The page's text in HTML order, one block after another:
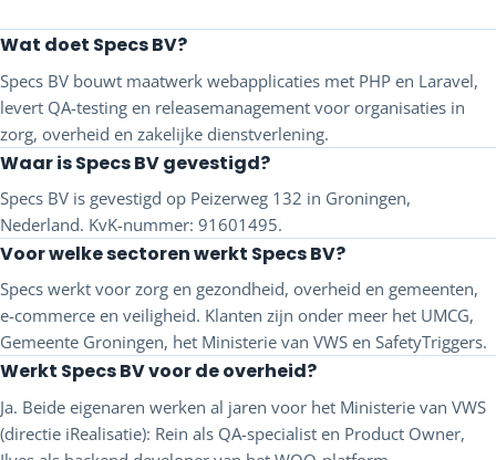
Wat doet Specs BV?
Specs BV bouwt maatwerk webapplicaties met PHP en Laravel,
levert QA-testing en releasemanagement voor organisaties in
zorg, overheid en zakelijke dienstverlening.
Waar is Specs BV gevestigd?
Specs BV is gevestigd op Peizerweg 132 in Groningen,
Nederland. KvK-nummer: 91601495.
Voor welke sectoren werkt Specs BV?
Specs werkt voor zorg en gezondheid, overheid en gemeenten,
e-commerce en veiligheid. Klanten zijn onder meer het UMCG,
Gemeente Groningen, het Ministerie van VWS en SafetyTriggers.
Werkt Specs BV voor de overheid?
Ja. Beide eigenaren werken al jaren voor het Ministerie van VWS
(directie iRealisatie): Rein als QA-specialist en Product Owner,